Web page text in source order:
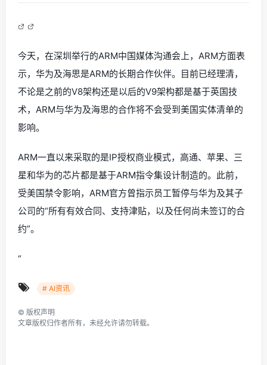
今天，在深圳举行的ARM中国媒体沟通会上，ARM方面表
示，华为及海思是ARM的长期合作伙伴。目前已经理清，
不论是之前的V8架构还是以后的V9架构都是基于英国技
术，ARM与华为及海思的合作将不会受到美国实体清单的
影响。
ARM一直以来采取的是IP授权商业模式，高通、苹果、三
星和华为的芯片都是基于ARM指令集设计制造的。此前，
受美国禁令影响，ARM官方曾指示员工暂停与华为及其子
公司的“所有有效合同、支持津贴，以及任何尚未签订的合
约”。
“
# AI资讯
© 版权声明
文章版权归作者所有，未经允许请勿转载。